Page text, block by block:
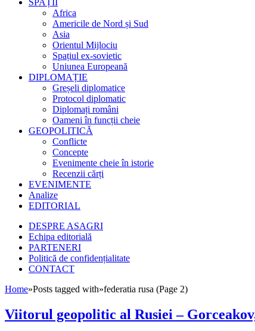
SPAȚII
Africa
Americile de Nord și Sud
Asia
Orientul Mijlociu
Spațiul ex-sovietic
Uniunea Europeană
DIPLOMAȚIE
Greșeli diplomatice
Protocol diplomatic
Diplomați români
Oameni în funcții cheie
GEOPOLITICĂ
Conflicte
Concepte
Evenimente cheie în istorie
Recenzii cărți
EVENIMENTE
Analize
EDITORIAL
DESPRE ASAGRI
Echipa editorială
PARTENERI
Politică de confidențialitate
CONTACT
Home»Posts tagged with»federatia rusa (Page 2)
Viitorul geopolitic al Rusiei –